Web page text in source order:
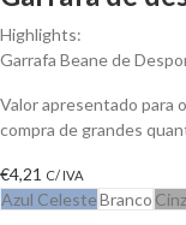
Highlights:
Garrafa Beane de
Valor apresentado para
compra de grandes
€4,21 C/ IVA
Azul CelesteBranco